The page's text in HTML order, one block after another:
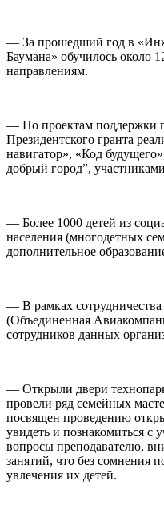
— За прошедший год в
Баумана» обучилось около
направлениям.
— По проектам поддержки
Президентского гранта
навигатор», «Код
добрый город”,
— Более 1000 детей из
населения (многодетных
дополнительное
— В рамках
(Объединенная
сотрудников данных
— Открыли двери
провели ряд семейных
посвящен проведению
увидеть и познакомиться с
вопросы преподавателю,
занятий, что без сомнения
увлечения их детей.